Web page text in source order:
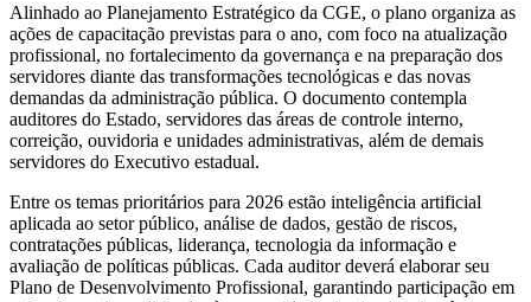
Alinhado ao Planejamento Estratégico da CGE, o plano organiza as
ações de capacitação previstas para o ano, com foco na atualização
profissional, no fortalecimento da governança e na preparação dos
servidores diante das transformações tecnológicas e das novas
demandas da administração pública. O documento contempla
auditores do Estado, servidores das áreas de controle interno,
correição, ouvidoria e unidades administrativas, além de demais
servidores do Executivo estadual.
Entre os temas prioritários para 2026 estão inteligência artificial
aplicada ao setor público, análise de dados, gestão de riscos,
contratações públicas, liderança, tecnologia da informação e
avaliação de políticas públicas. Cada auditor deverá elaborar seu
Plano de Desenvolvimento Profissional, garantindo participação em